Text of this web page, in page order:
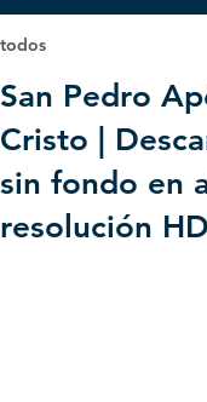
todos
San Pedro
Cristo |
sin fondo en
resolución HD